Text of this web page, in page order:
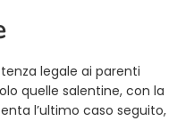
legale ai parenti
quelle salentine, con la
l’ultimo caso seguito,